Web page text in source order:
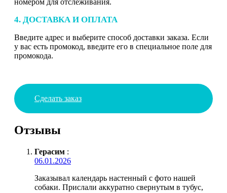
4. ДОСТАВКА И ОПЛАТА
Введите адрес и выберите способ доставки заказа. Если
у вас есть промокод, введите его в специальное поле для
промокода.
Сделать заказ
Отзывы
Герасим :
06.01.2026
Заказывал календарь настенный с фото нашей
собаки. Прислали аккуратно свернутым в тубус,